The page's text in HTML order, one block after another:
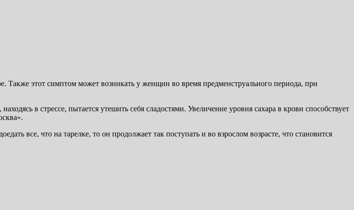
этот симптом может возникать у женщин во время предменструального периода, при
в стрессе, пытается утешить себя сладостями. Увеличение уровня сахара в крови способствует
все, что на тарелке, то он продолжает так поступать и во взрослом возрасте, что становится